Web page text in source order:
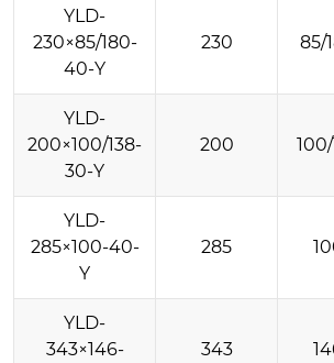
YLD-
230×85/180-
40-Y
230 85/
YLD-
200×100/138-
30-Y
200
YLD-
285×100-40-
Y
285
YLD-
343×146-
343